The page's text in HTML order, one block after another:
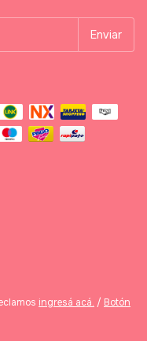
ingresá acá. / Botón